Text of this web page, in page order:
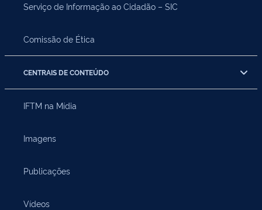
Serviço de Informação ao Cidadão – SIC
Comissão de Ética
CENTRAIS DE CONTEÚDO
IFTM na Mídia
Imagens
Publicações
Vídeos